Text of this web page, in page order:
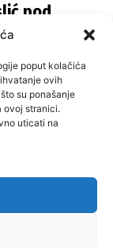
poput kolačića
ovih
su ponašanje
ovoj stranici.
uticati na
pod
slijedi